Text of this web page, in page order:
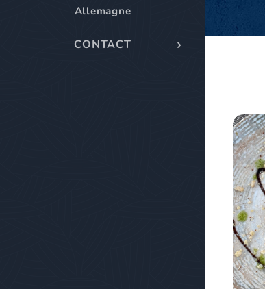
Allemagne
CONTACT